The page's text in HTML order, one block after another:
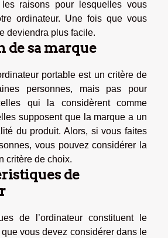
raisons pour lesquelles vous
ordinateur. Une fois que vous
deviendra plus facile.
de sa marque
portable est un critère de
personnes, mais pas pour
qui la considèrent comme
supposent que la marque a un
du produit. Alors, si vous faites
vous pouvez considérer la
critère de choix.
de
de l’ordinateur constituent le
vous devez considérer dans le